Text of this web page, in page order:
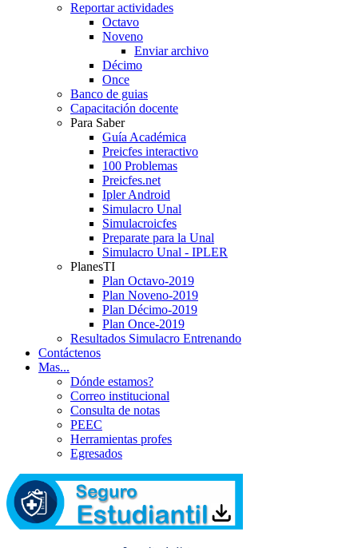
Reportar actividades
Octavo
Noveno
Enviar archivo
Décimo
Once
Banco de guias
Capacitación docente
Para Saber
Guía Académica
Preicfes interactivo
100 Problemas
Preicfes.net
Ipler Android
Simulacro Unal
Simulacroicfes
Preparate para la Unal
Simulacro Unal - IPLER
PlanesTI
Plan Octavo-2019
Plan Noveno-2019
Plan Décimo-2019
Plan Once-2019
Resultados Simulacro Entrenando
Contáctenos
Mas...
Dónde estamos?
Correo institucional
Consulta de notas
PEEC
Herramientas profes
Egresados